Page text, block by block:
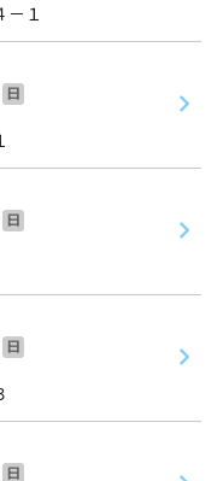
１
日
日
日
日